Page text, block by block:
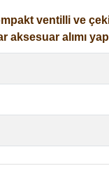
ventilli ve
aksesuar alımı